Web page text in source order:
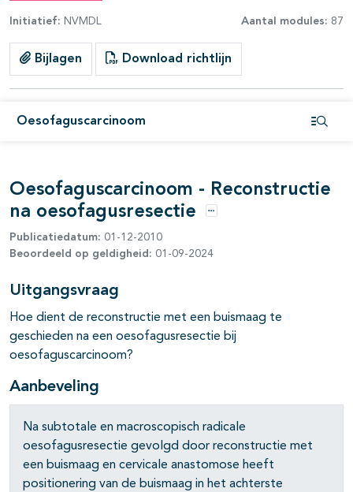
Initiatief: NVMDL Aantal modules: 87
Bijlagen Download richtlijn
Oesofaguscarcinoom
open- en dichtklappen
open- en dichtklappen
open- en dichtklappen
open- en dichtklappen
open- en dichtklappen
open- en dichtklappen
Oesofaguscarcinoom - Reconstructie
na oesofagusresectie
Opties
Publicatiedatum: 01-12-2010
Beoordeeld op geldigheid: 01-09-2024
Uitgangsvraag
Hoe dient de reconstructie met een buismaag te
geschieden na een oesofagusresectie bij
oesofaguscarcinoom?
Aanbeveling
Na subtotale en macroscopisch radicale
oesofagusresectie gevolgd door reconstructie met
een buismaag en cervicale anastomose heeft
positionering van de buismaag in het achterste